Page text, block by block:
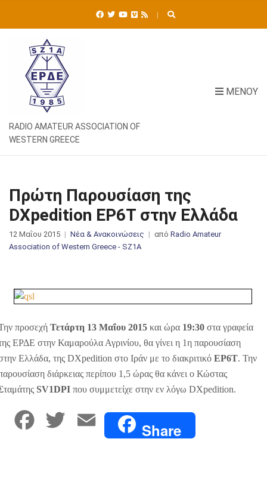
RADIO AMATEUR ASSOCIATION OF
WESTERN GREECE
ΜΕΝΟΎ
Πρώτη Παρουσίαση της
DXpedition EP6T στην Ελλάδα
12 Μαΐου 2015 Νέα & Ανακοινώσεις από Radio Amateur
Association of Western Greece - SZ1A
προσεχή Τετάρτη 13 Μαΐου 2015 και ώρα 19:30 στα γραφεία
ΕΡΔΕ στην Καμαρούλα Αγρινίου, θα γίνει η 1η παρουσίαση
Ελλάδα, της DXpedition στο Ιράν με το διακριτικό EP6T. Την
διάρκειας περίπου 1,5 ώρας θα κάνει ο Κώστας
SV1DPI που συμμετείχε στην εν λόγω DXpedition.
E Share